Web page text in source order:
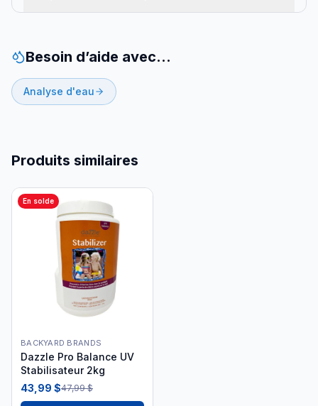
Besoin d’aide avec…
Analyse d'eau
Produits similaires
En solde
BACKYARD BRANDS
Dazzle Pro Balance UV
Stabilisateur 2kg
43,99 $47,99 $